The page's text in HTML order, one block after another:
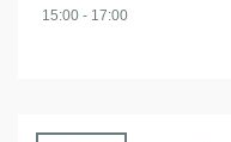
15:00 - 17:00